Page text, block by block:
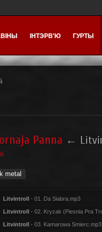
ІНТЭРВ'Ю ГУРТЫ
Panna ←
metal
Litvintroll - 01. Da Siabra.mp3
Litvintroll - 02. Kryzak (Piesnia Pra
Litvintroll - 03. Kamarowa Smierc.mp3